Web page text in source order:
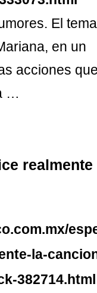
El
en un
acciones
…
la-
382714.html